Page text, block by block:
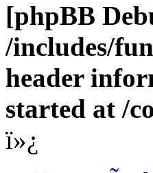
[phpBB
/includes/
header
started at /
ï»¿